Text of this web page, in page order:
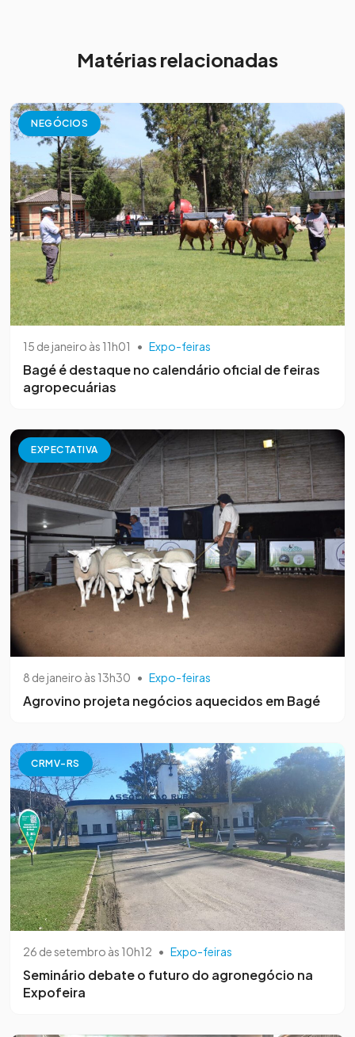
Matérias relacionadas
NEGÓCIOS
15 de janeiro às 11h01 • Expo-feiras
Bagé é destaque no calendário oficial de feiras
agropecuárias
EXPECTATIVA
8 de janeiro às 13h30 • Expo-feiras
Agrovino projeta negócios aquecidos em Bagé
CRMV-RS
26 de setembro às 10h12 • Expo-feiras
Seminário debate o futuro do agronegócio na
Expofeira